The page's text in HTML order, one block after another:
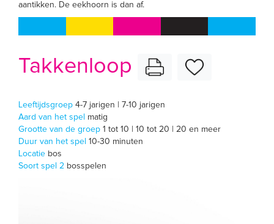
aantikken. De eekhoorn is dan af.
Takkenloop
Leeftijdsgroep 4-7 jarigen | 7-10 jarigen
Aard van het spel matig
Grootte van de groep 1 tot 10 | 10 tot 20 | 20 en meer
Duur van het spel 10-30 minuten
Locatie bos
Soort spel 2 bosspelen